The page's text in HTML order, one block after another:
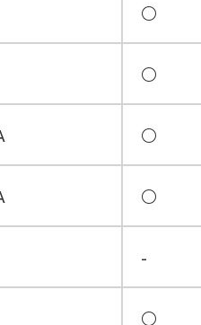
○
○
○
○
-
○